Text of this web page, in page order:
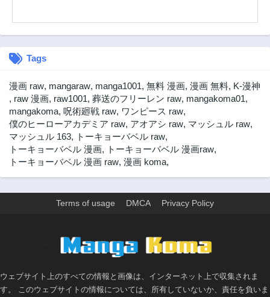
Tags
漫画 raw, mangaraw, manga1001, 無料 漫画, 漫画 無料, K-漫神
, raw 漫画, raw1001, 葬送のフリーレン raw, mangakoma01,
mangakoma, 呪術廻戦 raw, ワンピース raw,
僕のヒーローアカデミア raw, アオアシ raw, マッシュル raw,
マッシュル 163, トーキョーバベル raw,
トーキョーバベル 漫画, トーキョーバベル 漫画raw,
トーキョーバベル 漫画 raw, 漫画 koma,
Terms of usage DMCA Privacy Policy
ウェブサイト上のすべての情報と画像は、インターネット上で収集されま
す。 このウェブサイトの情報については、所有していないか、責任を負いま